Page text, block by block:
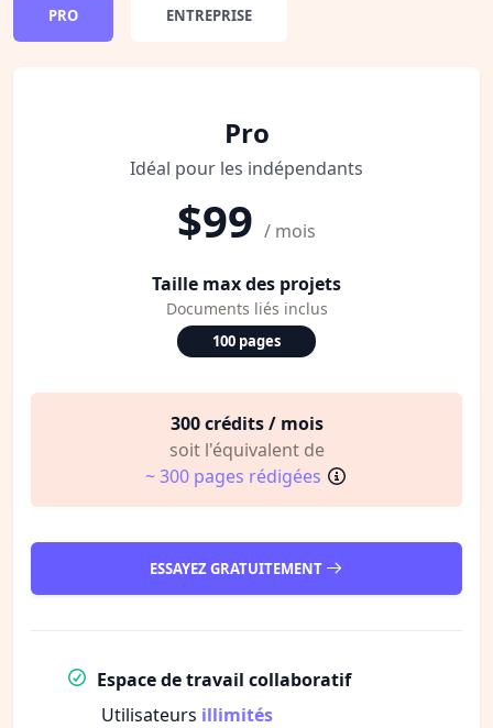
PRO ENTREPRISE
Pro
Idéal pour les indépendants
$99 / mois
Taille max des projets
Documents liés inclus
100 pages
300 crédits / mois
soit l'équivalent de
~ 300 pages rédigées
ESSAYEZ GRATUITEMENT
Espace de travail collaboratif
Utilisateurs illimités